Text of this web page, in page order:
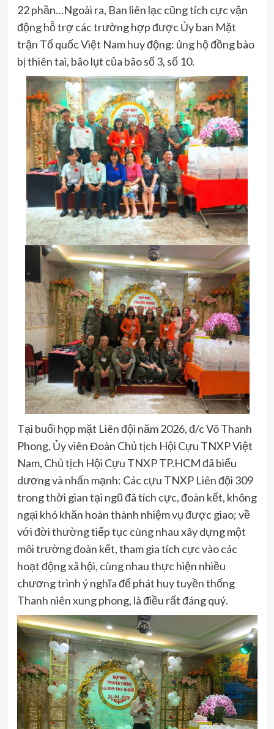
22 phần…Ngoài ra, Ban liên lạc cũng tích cực vận
động hỗ trợ các trường hợp được Ủy ban Mặt
trận Tổ quốc Việt Nam huy động: ủng hộ đồng bào
bị thiên tai, bão lụt của bão số 3, số 10.
Tại buổi họp mặt Liên đội năm 2026, đ/c Võ Thanh
Phong, Ủy viên Đoàn Chủ tịch Hội Cựu TNXP Việt
Nam, Chủ tịch Hội Cựu TNXP TP.HCM đã biểu
dương và nhấn mạnh: Các cựu TNXP Liên đội 309
trong thời gian tại ngũ đã tích cực, đoàn kết, không
ngại khó khăn hoàn thành nhiệm vụ được giao; về
với đời thường tiếp tục cùng nhau xây dựng một
môi trường đoàn kết, tham gia tích cực vào các
hoạt động xã hội, cùng nhau thực hiện nhiều
chương trình ý nghĩa để phát huy tuyền thống
Thanh niên xung phong, là điều rất đáng quý.